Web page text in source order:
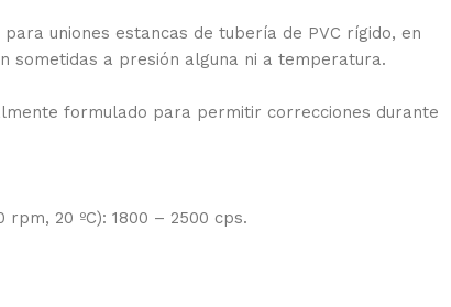
uniones estancas de tubería de PVC rígido, en
sometidas a presión alguna ni a temperatura.
formulado para permitir correcciones durante
20 ºC): 1800 – 2500 cps.